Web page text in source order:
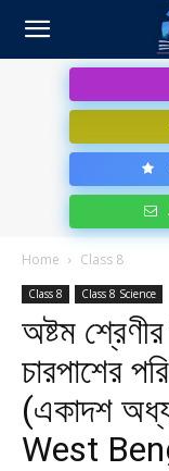
Home Class 8
Class 8 Class 8 Science
অষ্টম
চারপাশের
(একাদশ
West